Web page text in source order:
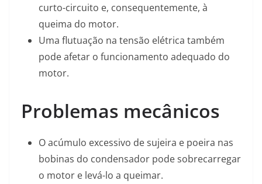
curto-circuito e, consequentemente, à
queima do motor.
Uma flutuação na tensão elétrica também
pode afetar o funcionamento adequado do
motor.
Problemas mecânicos
O acúmulo excessivo de sujeira e poeira nas
bobinas do condensador pode sobrecarregar
o motor e levá-lo a queimar.